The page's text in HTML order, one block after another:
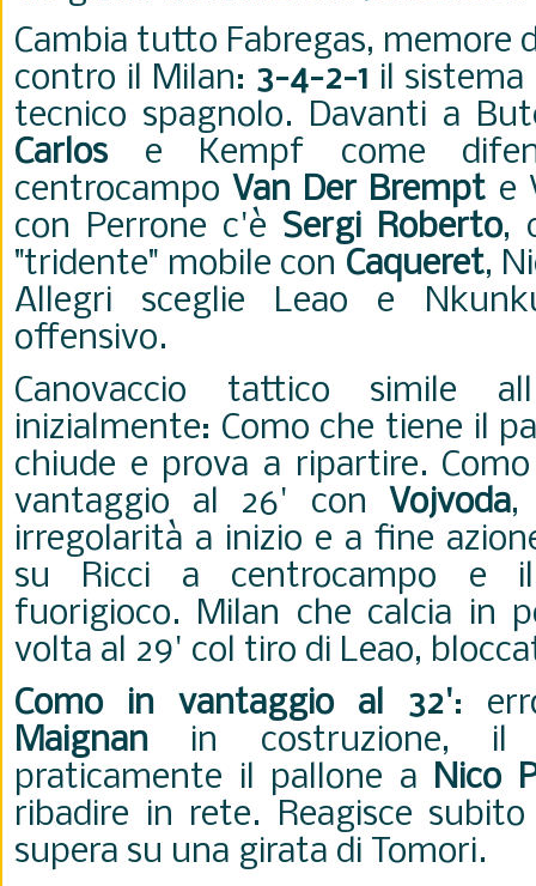
Cambia tutto Fabregas, memore
contro il Milan: 3-4-2-1 il
tecnico spagnolo. Davanti a
Carlos e Kempf come
centrocampo Van Der Brempt e
con Perrone c'è Sergi Roberto,
"tridente" mobile con Caqueret,
Allegri sceglie Leao e
offensivo.
Canovaccio tattico simile
inizialmente: Como che tiene il
chiude e prova a ripartire.
vantaggio al 26' con Vojvoda,
irregolarità a inizio e a fine
su Ricci a centrocampo e
fuorigioco. Milan che calcia in
volta al 29' col tiro di Leao,
Como in vantaggio al 32':
Maignan in costruzione, il
praticamente il pallone a Nico
ribadire in rete. Reagisce
supera su una girata di Tomori.